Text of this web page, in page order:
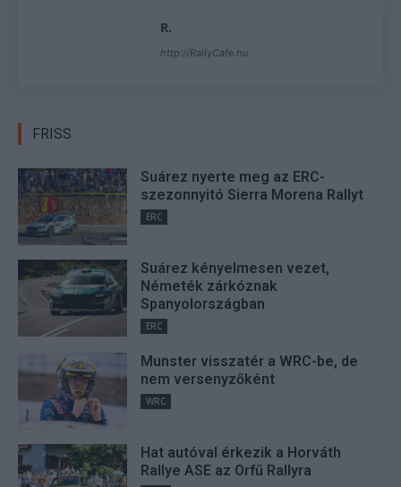
R.
http://RallyCafe.hu
FRISS
Suárez nyerte meg az ERC-
szezonnyitó Sierra Morena Rallyt
ERC
Suárez kényelmesen vezet,
Németék zárkóznak
Spanyolországban
ERC
Munster visszatér a WRC-be, de
nem versenyzőként
WRC
Hat autóval érkezik a Horváth
Rallye ASE az Orfű Rallyra